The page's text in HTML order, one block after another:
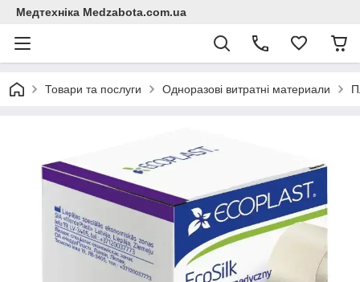
Медтехніка Medzabota.com.ua
Товари та послуги Одноразові витратні материали